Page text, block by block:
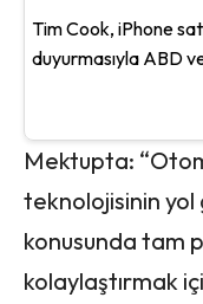
Tim Cook, iPhone
duyurmasıyla ABD
Mektupta:
teknolojisinin
konusunda tam
kolaylaştırmak